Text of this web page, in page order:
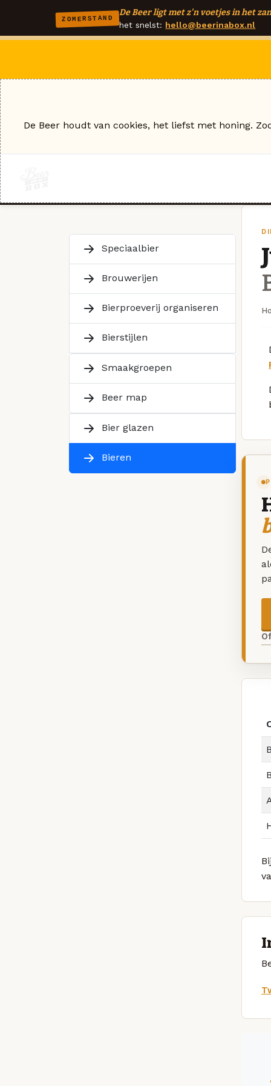
ZOMERSTAND
De Beer ligt met z'n voetjes in het
het snelst: hello@beerinabox.nl
Speciaalbier
Brouwerijen
Bierproeverij organiseren
Bierstijlen
Smaakgroepen
Beer map
Bier glazen
Bieren
De Beer houdt van cookies, het liefst met honing.